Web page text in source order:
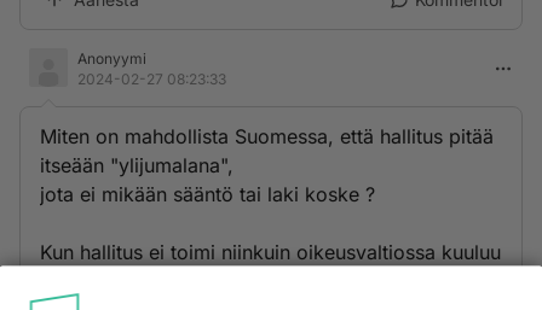
Anonyymi
2024-02-27 08:23:33
Miten on mahdollista Suomessa, että hallitus pitää
itseään "ylijumalana",
jota ei mikään sääntö tai laki koske ?
Kun hallitus ei toimi niinkuin oikeusvaltiossa kuuluu